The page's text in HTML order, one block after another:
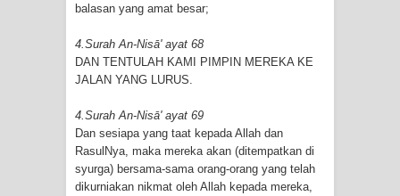
balasan yang amat besar;
4.Surah An-Nisā' ayat 68
DAN TENTULAH KAMI PIMPIN MEREKA KE
JALAN YANG LURUS.
4.Surah An-Nisā' ayat 69
Dan sesiapa yang taat kepada Allah dan
RasulNya, maka mereka akan (ditempatkan di
syurga) bersama-sama orang-orang yang telah
dikurniakan nikmat oleh Allah kepada mereka,